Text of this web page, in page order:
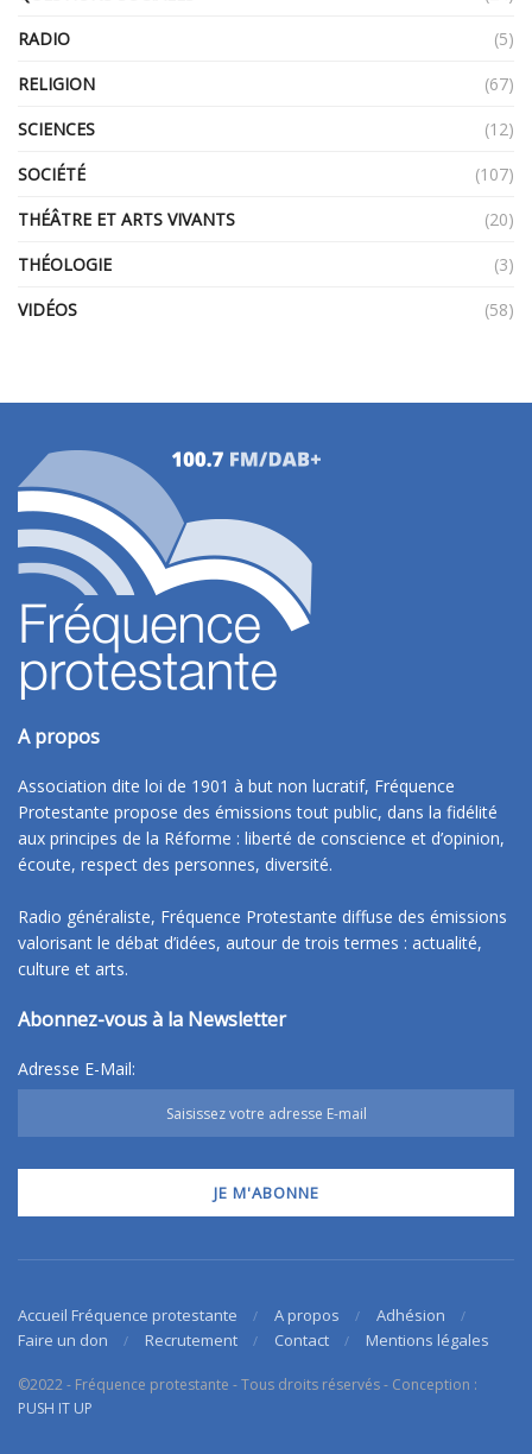
RADIO
(5)
RELIGION
(67)
SCIENCES
(12)
SOCIÉTÉ
(107)
THÉÂTRE ET ARTS VIVANTS
(20)
THÉOLOGIE
(3)
VIDÉOS
(58)
A propos
Association dite loi de 1901 à but non lucratif, Fréquence
Protestante propose des émissions tout public, dans la fidélité
aux principes de la Réforme : liberté de conscience et d’opinion,
écoute, respect des personnes, diversité.
Radio généraliste, Fréquence Protestante diffuse des émissions
valorisant le débat d’idées, autour de trois termes : actualité,
culture et arts.
Abonnez-vous à la Newsletter
Adresse E-Mail:
Accueil Fréquence protestante A propos
Adhésion
Faire un don
Recrutement Contact Mentions légales
©2022 - Fréquence protestante - Tous droits réservés - Conception :
PUSH IT UP